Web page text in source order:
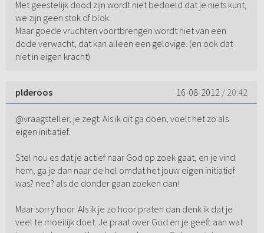
Met geestelijk dood zijn wordt niet bedoeld dat je niets kunt,
we zijn geen stok of blok.
Maar goede vruchten voortbrengen wordt niet van een
dode verwacht, dat kan alleen een gelovige. (en ook dat
niet in eigen kracht)
plderoos 16-08-2012 / 20:42
@vraagsteller, je zegt: Als ik dit ga doen, voelt het zo als
eigen initiatief.
Stel nou es dat je actief naar God op zoek gaat, en je vind
hem, ga je dan naar de hel omdat het jouw eigen initiatief
was? nee? als de donder gaan zoeken dan!
Maar sorry hoor. Als ik je zo hoor praten dan denk ik dat je
veel te moeilijk doet. Je praat over God en je geeft aan wat